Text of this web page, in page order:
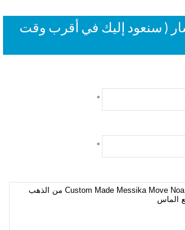
( سنعود إليك في أقرب وقت